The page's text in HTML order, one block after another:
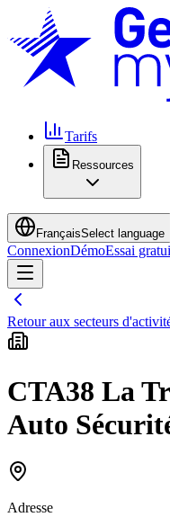
Tarifs
Ressources
FrançaisSelect language
ConnexionDémoEssai
Retour aux secteurs
CTA38 La
Auto
Adresse